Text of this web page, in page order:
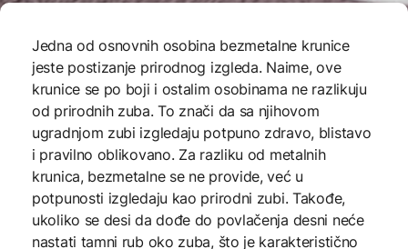
Jedna od osnovnih osobina bezmetalne krunice
jeste postizanje prirodnog izgleda. Naime, ove
krunice se po boji i ostalim osobinama ne razlikuju
od prirodnih zuba. To znači da sa njihovom
ugradnjom zubi izgledaju potpuno zdravo, blistavo
i pravilno oblikovano. Za razliku od metalnih
krunica, bezmetalne se ne provide, već u
potpunosti izgledaju kao prirodni zubi. Takođe,
ukoliko se desi da dođe do povlačenja desni neće
nastati tamni rub oko zuba, što je karakteristično